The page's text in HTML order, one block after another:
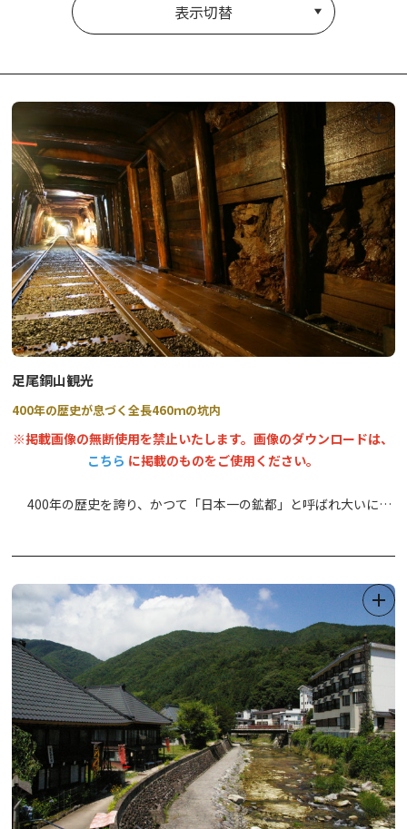
表示切替
足尾銅山観光
400年の歴史が息づく全長460ｍの坑内
※掲載画像の無断使用を禁止いたします。画像のダウンロードは、
こちら に掲載のものをご使用ください。
400年の歴史を誇り、かつて「日本一の鉱都」と呼ばれ大いに栄
人形で再現されています。鉱石から銅になるまでの過程などが展示
されている銅資料館と、足字銭の鋳造過程が展示されている鋳銭座
も併設されており、日本の近代化を支えた足尾銅山の歴史や役割を
学ぶことができます。
【足尾銅山の坑内mapはこちら】